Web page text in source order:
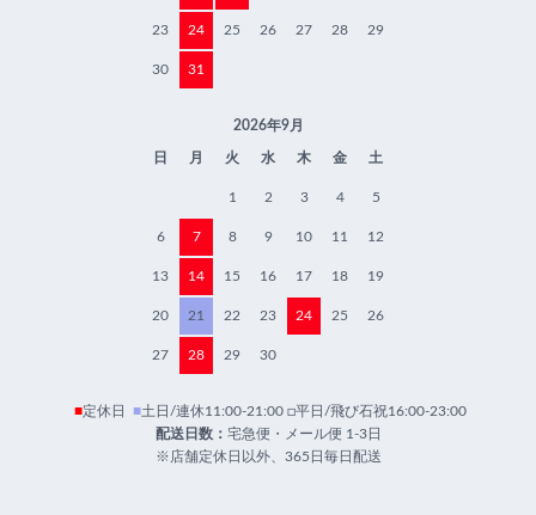
23 24 25 26 27 28 29
30 31
2026年9月
日 月 火 水 木 金 土
1 2 3 4 5
6 7 8 9 10 11 12
13 14 15 16 17 18 19
20 21 22 23 24 25 26
27 28 29 30
■定休日 ■土日/連休11:00-21:00 □平日/飛び石祝16:00-23:00
配送日数： 宅急便・メール便 1-3日
※店舗定休日以外、365日毎日配送